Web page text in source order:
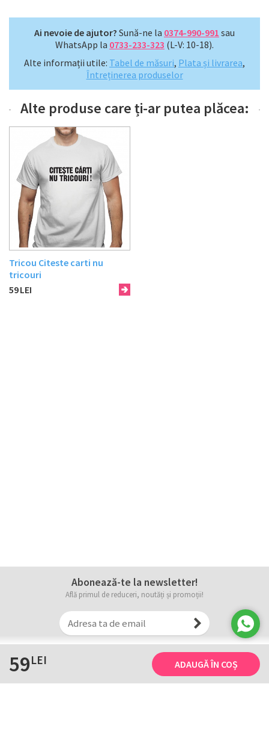
59LEI ADAUGĂ ÎN COȘ
Ai nevoie de ajutor? Sună-ne la 0374-990-991 sau
WhatsApp la 0733-233-323 (L-V: 10-18).
Alte informații utile: Tabel de măsuri, Plata și livrarea,
Întreținerea produselor
Alte produse care ți-ar putea plăcea:
Tricou Citeste carti nu
tricouri
59LEI
Abonează-te la newsletter!
Află primul de reduceri, noutăți și promoții!
Tricourile noastre